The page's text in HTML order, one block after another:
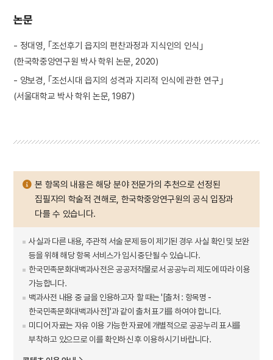
논문
- 정대영, ｢조선후기 읍지의 편찬과정과 지식인의 인식｣
(한국학중앙연구원 박사 학위 논문, 2020)
- 양보경, ｢조선시대 읍지의 성격과 지리적 인식에 관한 연구｣
(서울대학교 박사 학위 논문, 1987)
본 항목의 내용은 해당 분야 전문가의 추천으로 선정된
집필자의 학술적 견해로, 한국학중앙연구원의 공식 입장과
다를 수 있습니다.
사실과 다른 내용, 주관적 서술 문제 등이 제기된 경우 사실 확인 및 보완
등을 위해 해당 항목 서비스가 임시 중단될 수 있습니다.
한국민족문화대백과사전은 공공저작물로서 공공누리 제도에 따라 이용
가능합니다.
백과사전 내용 중 글을 인용하고자 할 때는 '[출처 : 항목명 -
한국민족문화대백과사전]'과 같이 출처 표기를 하여야 합니다.
미디어 자료는 자유 이용 가능한 자료에 개별적으로 공공누리 표시를
부착하고 있으므로 이를 확인하신 후 이용하시기 바랍니다.